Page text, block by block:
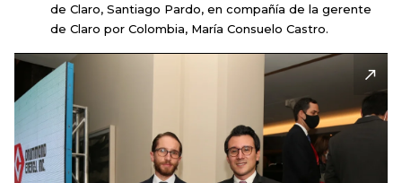
de Claro, Santiago Pardo, en compañía de la gerente
de Claro por Colombia, María Consuelo Castro.